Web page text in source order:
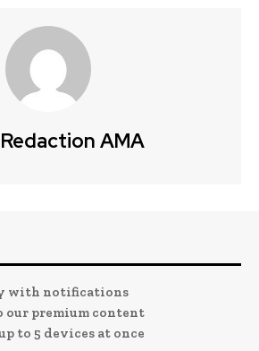
AMA
with notifications
our premium content
to 5 devices at once